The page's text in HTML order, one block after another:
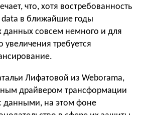
что, хотя востребованность
в ближайшие годы
данных совсем немного и для
увеличения требуется
Лифатовой из Weborama,
драйвером трансформации
данными, на этом фоне